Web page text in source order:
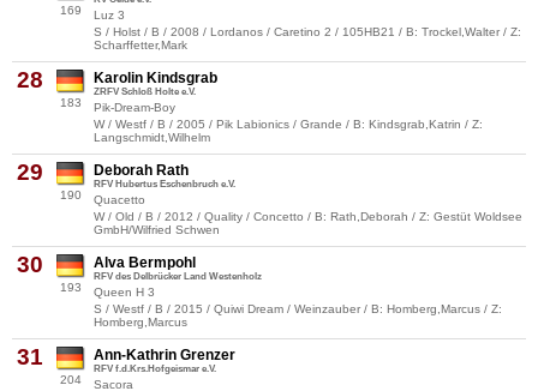
169
Luz 3
S / Holst / B / 2008 / Lordanos / Caretino 2 / 105HB21 / B: Trockel,Walter / Z:
Scharffetter,Mark
28
183
Karolin Kindsgrab
ZRFV Schloß Holte e.V.
Pik-Dream-Boy
W / Westf / B / 2005 / Pik Labionics / Grande / B: Kindsgrab,Katrin / Z:
Langschmidt,Wilhelm
29
190
Deborah Rath
RFV Hubertus Eschenbruch e.V.
Quacetto
W / Old / B / 2012 / Quality / Concetto / B: Rath,Deborah / Z: Gestüt Woldsee
GmbH/Wilfried Schwen
30
193
Alva Bermpohl
RFV des Delbrücker Land Westenholz
Queen H 3
S / Westf / B / 2015 / Quiwi Dream / Weinzauber / B: Homberg,Marcus / Z:
Homberg,Marcus
31
204
Ann-Kathrin Grenzer
RFV f.d.Krs.Hofgeismar e.V.
Sacora